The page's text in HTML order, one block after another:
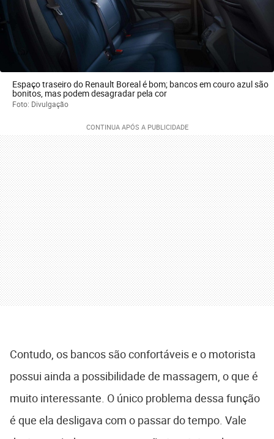
Espaço traseiro do Renault Boreal é bom; bancos em couro azul são
bonitos, mas podem desagradar pela cor
Foto: Divulgação
Contudo, os bancos são confortáveis e o motorista
possui ainda a possibilidade de massagem, o que é
muito interessante. O único problema dessa função
é que ela desligava com o passar do tempo. Vale